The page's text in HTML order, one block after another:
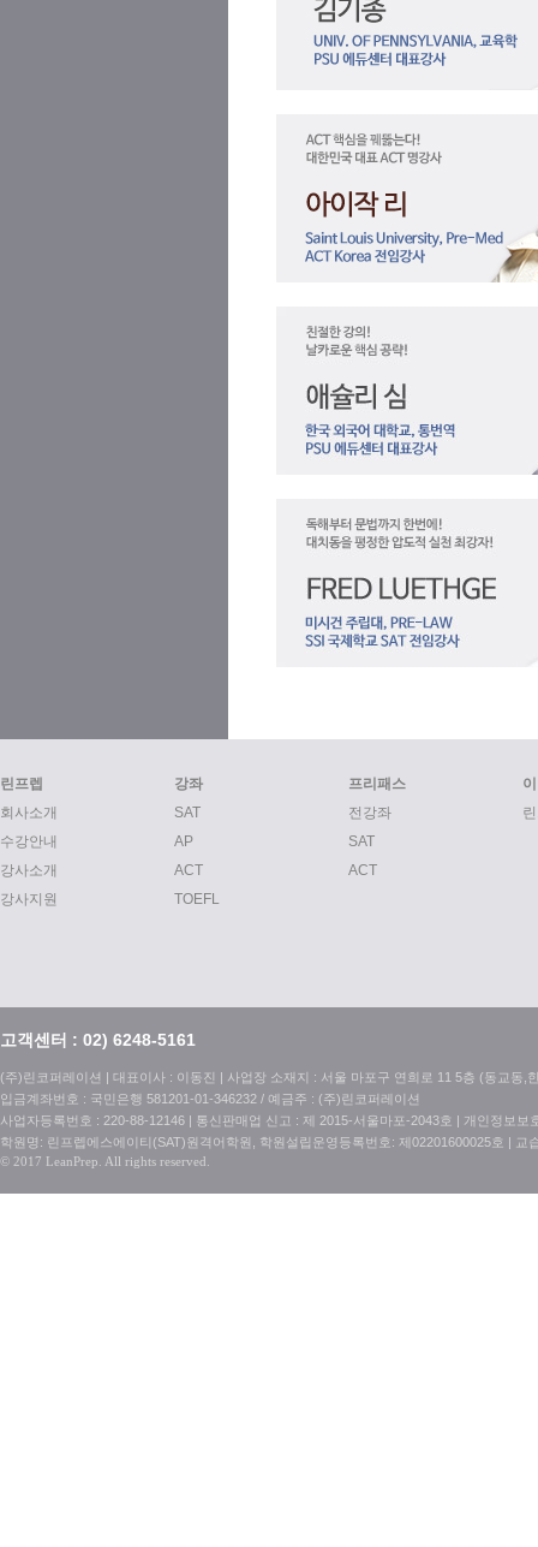
린프렙
회사소개
수강안내
강사소개
강사지원
강좌
SAT
AP
ACT
TOEFL
프리패스
전강좌
SAT
ACT
고객센터 : 02) 6248-5161
(주)린코퍼레이션 | 대표이사 : 이동진 | 사업장 소재지 : 서울 마포구 연희로 11 5층 (동교동
입금계좌번호 : 국민은행 581201-01-346232 / 예금주 : (주)린코퍼레이션
사업자등록번호 : 220-88-12146 | 통신판매업 신고 : 제 2015-서울마포-2043호 | 개인정보보
학원명: 린프렙에스에이티(SAT)원격어학원, 학원설립운영등록번호: 제02201600025호 |
© 2017 LeanPrep. All rights reserved.